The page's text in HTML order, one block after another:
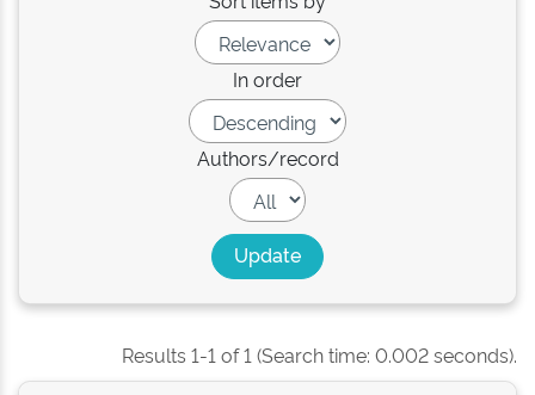
In order
Authors/record
Results 1-1 of 1 (Search time: 0.002 seconds).